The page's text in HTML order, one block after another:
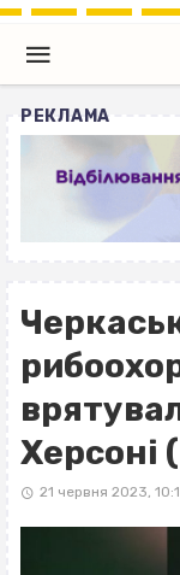
РЕКЛАМА
Херсоні
21 червня 2023,